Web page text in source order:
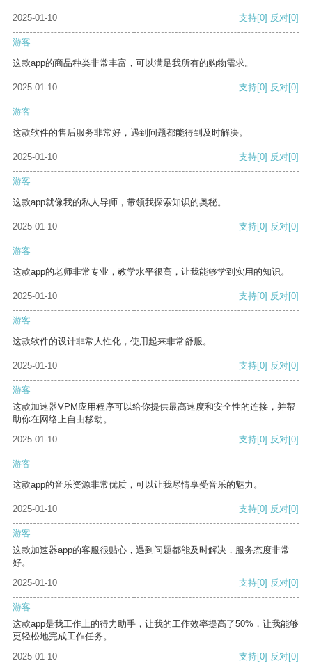
2025-01-10 支持[0] 反对[0]
游客
这款app的商品种类非常丰富，可以满足我所有的购物需求。
2025-01-10 支持[0] 反对[0]
游客
这款软件的售后服务非常好，遇到问题都能得到及时解决。
2025-01-10 支持[0] 反对[0]
游客
这款app就像我的私人导师，带领我探索知识的奥秘。
2025-01-10 支持[0] 反对[0]
游客
这款app的老师非常专业，教学水平很高，让我能够学到实用的知识。
2025-01-10 支持[0] 反对[0]
游客
这款软件的设计非常人性化，使用起来非常舒服。
2025-01-10 支持[0] 反对[0]
游客
这款加速器VPM应用程序可以给你提供最高速度和安全性的连接，并帮
助你在网络上自由移动。
2025-01-10
支持[0] 反对[0]
游客
这款app的音乐资源非常优质，可以让我尽情享受音乐的魅力。
2025-01-10 支持[0] 反对[0]
游客
这款加速器app的客服很贴心，遇到问题都能及时解决，服务态度非常
好。
2025-01-10
支持[0] 反对[0]
游客
这款app是我工作上的得力助手，让我的工作效率提高了50%，让我能够
更轻松地完成工作任务。
2025-01-10
支持[0] 反对[0]